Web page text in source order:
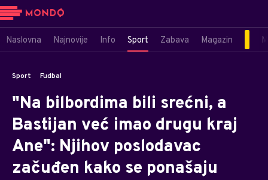
Naslovna Najnovije Info Sport Zabava Magazin
Sport Fudbal
"Na bilbordima bili srećni, a
Bastijan već imao drugu kraj
Ane": Njihov poslodavac
začuđen kako se ponašaju